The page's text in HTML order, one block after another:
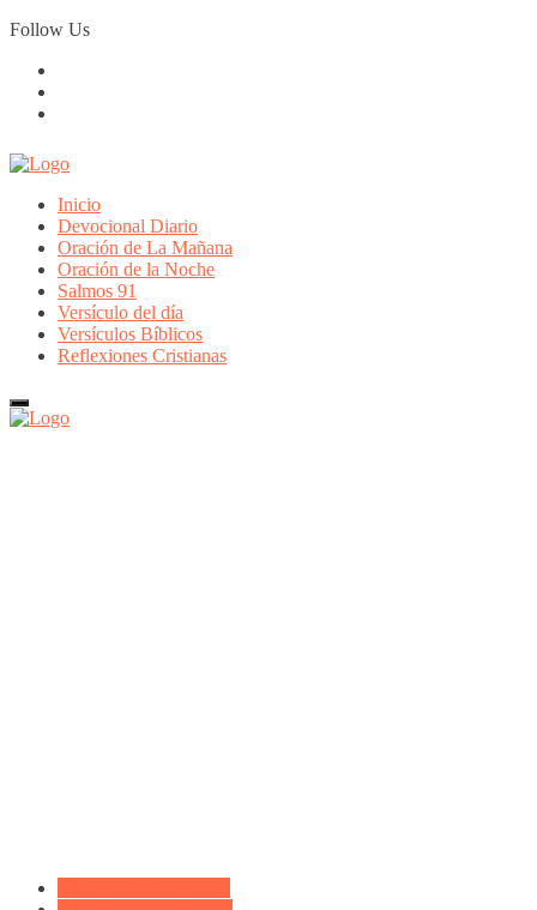
Skip
to
Follow Us
Inicio
Devocional Diario
Oración de La Mañana
Oración de la Noche
Salmos 91
Versículo del día
Versículos Bíblicos
Reflexiones Cristianas